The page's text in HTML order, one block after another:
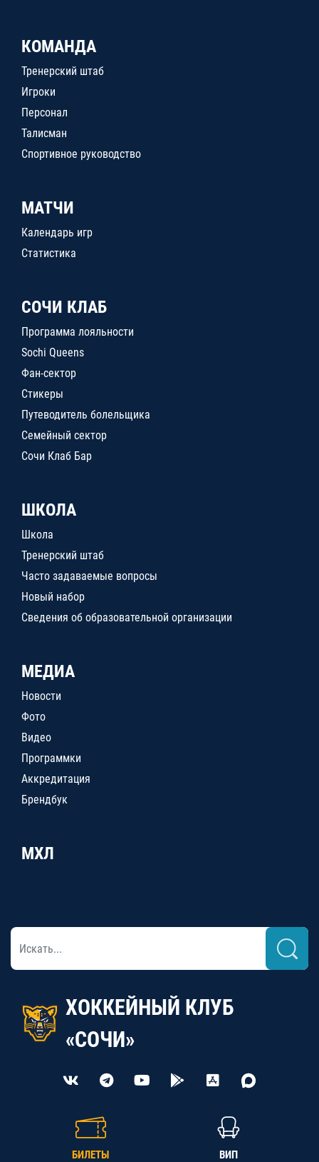
КОМАНДА
Тренерский штаб
Игроки
Персонал
Талисман
Спортивное руководство
МАТЧИ
Календарь игр
Статистика
СОЧИ КЛАБ
Программа лояльности
Sochi Queens
Фан-сектор
Стикеры
Путеводитель болельщика
Семейный сектор
Сочи Клаб Бар
ШКОЛА
Школа
Тренерский штаб
Часто задаваемые вопросы
Новый набор
Сведения об образовательной организации
МЕДИА
Новости
Фото
Видео
Программки
Аккредитация
Брендбук
МХЛ
ХОККЕЙНЫЙ КЛУБ
«СОЧИ»
БИЛЕТЫ ВИП